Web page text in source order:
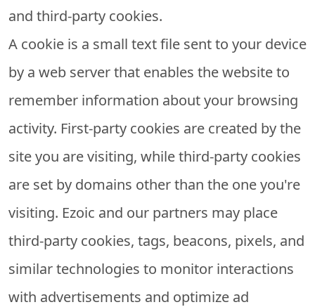
and third-party cookies.
A cookie is a small text file sent to your device
by a web server that enables the website to
remember information about your browsing
activity. First-party cookies are created by the
site you are visiting, while third-party cookies
are set by domains other than the one you're
visiting. Ezoic and our partners may place
third-party cookies, tags, beacons, pixels, and
similar technologies to monitor interactions
with advertisements and optimize ad